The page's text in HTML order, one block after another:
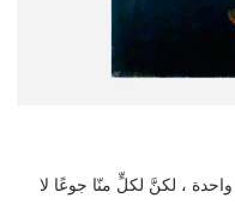
واحدة ، لكنَّ لكلٍّ منّا جوعًا لا